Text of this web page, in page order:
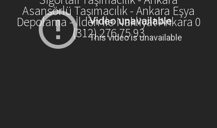
Asansörlü Taşımacılık - Ankara Eşya
Depolama - İlden İle Nakliyat Ankara 0
(312) 276 75 93